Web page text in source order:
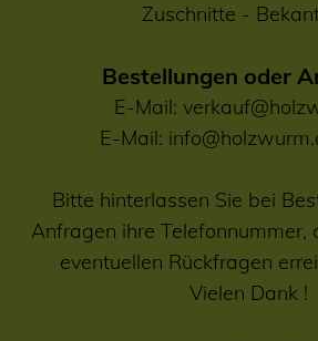
Zuschnitte -
Bestellungen oder
E-Mail:
E-Mail:
Bitte hinterlassen Sie bei
Anfragen ihre Telefonnummer,
eventuellen Rückfragen
Vielen Dank !